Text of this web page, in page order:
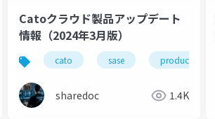
cloud native authorization
Catoクラウド製品アップデート
情報（2024年3月版）
cato sase productupdate
sharedoc 1.4K